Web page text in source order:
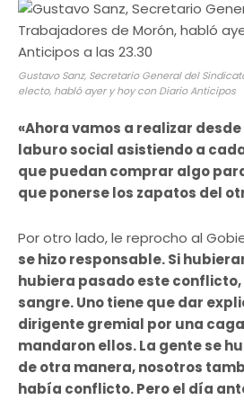
Gustavo Sanz, Secretario General del
electo, habló ayer y hoy con Diario Anticipos
«Ahora vamos a realizar
laburo social asistiendo a
que puedan comprar algo
que ponerse los zapatos del
Por otro lado, le reprocho al
se hizo responsable. Si
hubiera pasado este
sangre. Uno tiene que dar
dirigente gremial por una
mandaron ellos. La gente se
de otra manera, nosotros
había conflicto. Pero el día